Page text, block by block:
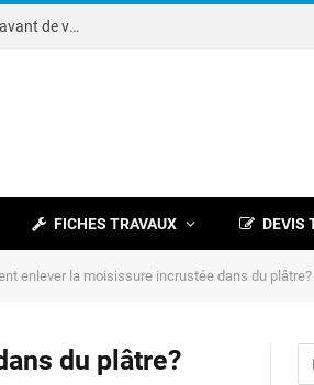
Note DPE : petits travaux à réaliser pour améliorer son DPE avant de vendre
FICHES TRAVAUX DEVIS
enlever la moisissure incrustée dans du plâtre?
du plâtre?